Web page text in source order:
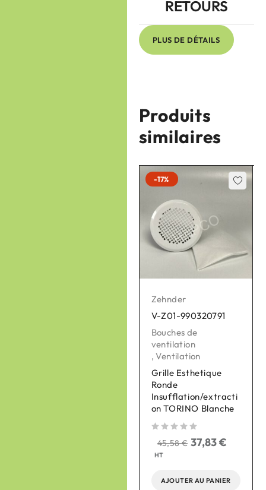
RETOURS
PLUS DE DÉTAILS
Produits
similaires
-17%
Zehnder
V-Z01-990320791
Bouches de
ventilation
, Ventilation
Grille Esthetique
Ronde
Insufflation/extracti
on TORINO Blanche
45,58€ 37,83€
HT
AJOUTER AU PANIER